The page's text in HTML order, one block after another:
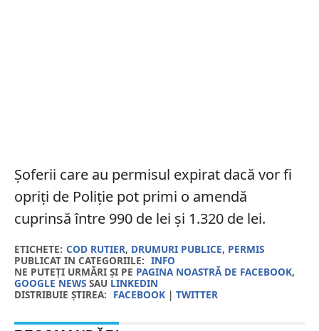
Șoferii care au permisul expirat dacă vor fi
opriți de Poliţie pot primi o amendă
cuprinsă între 990 de lei și 1.320 de lei.
ETICHETE: COD RUTIER, DRUMURI PUBLICE, PERMIS
PUBLICAT IN CATEGORIILE: INFO
NE PUTEȚI URMĂRI ȘI PE PAGINA NOASTRĂ DE FACEBOOK,
GOOGLE NEWSSAU LINKEDIN
DISTRIBUIE ȘTIREA: FACEBOOK| TWITTER